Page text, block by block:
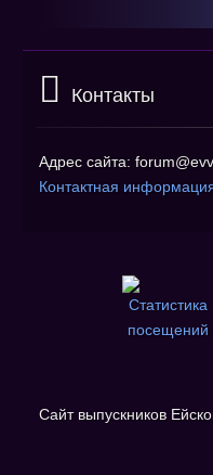
Контакты
Адрес сайта:
Контактная
Сайт выпускников